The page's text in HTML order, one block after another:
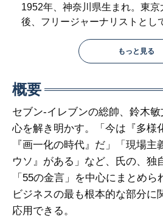
1952年、神奈川県生まれ。東京
後、フリージャーナリストとし
もっと見る
概要
セブン‐イレブンの総帥、鈴木
心を解き明かす。「今は『多様
『画一化の時代』だ」「現場
ウソ』がある」など、氏の、独
「55の金言」を中心にまとめ
ビジネスの最も根本的な部分に
応用できる。